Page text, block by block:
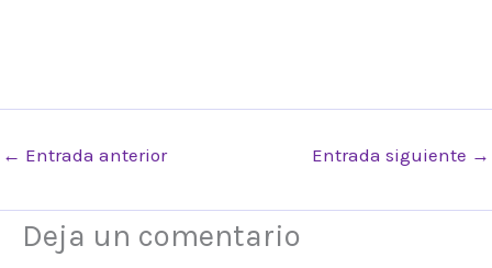
← Entrada anterior Entrada siguiente →
Deja un comentario